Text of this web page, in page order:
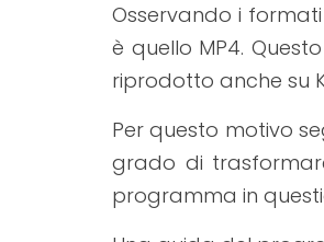
Osservando i
è quello MP4.
riprodotto anche su
Per questo motivo
grado di
programma in